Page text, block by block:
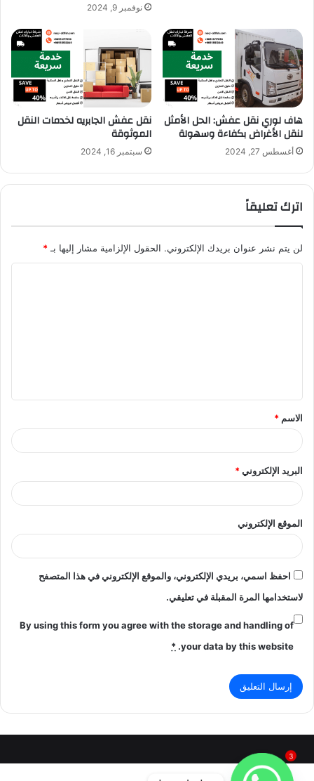
نوفمبر 9, 2024
هاف لوري نقل عفش: الحل الأمثل
لنقل الأغراض بكفاءة وسهولة
أغسطس 27, 2024
نقل عفش الجابريه لخدمات النقل
الموثوقة
سبتمبر 16, 2024
اترك تعليقاً
لن يتم نشر عنوان بريدك الإلكتروني. الحقول الإلزامية مشار إليها بـ*
ق
*
الاسم *
البريد الإلكتروني*
الموقع الإلكتروني
احفظ اسمي، بريدي الإلكتروني، والموقع الإلكتروني في هذا المتصفح
لاستخدامها المرة المقبلة في تعليقي.
By using this form you agree with the storage and handling of
your data by this website.
*
3